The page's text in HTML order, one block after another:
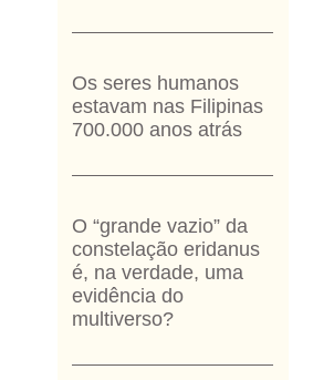
Os seres humanos
estavam nas Filipinas
700.000 anos atrás
O “grande vazio” da
constelação eridanus
é, na verdade, uma
evidência do
multiverso?